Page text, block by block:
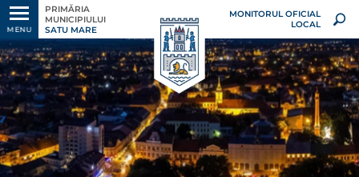
MENU
PRIMĂRIA
MUNICIPIULUI
SATU MARE
MONITORUL OFICIAL
LOCAL